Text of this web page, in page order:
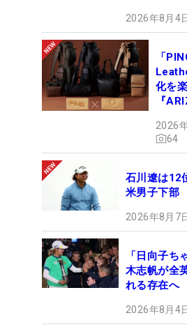
2026年8月4
「
化を
『
ュー
2026
64
石川遼は
米男子下部
2026年8月7
「日向子ち
木志帆が全
れる存在へ
2026年8月4